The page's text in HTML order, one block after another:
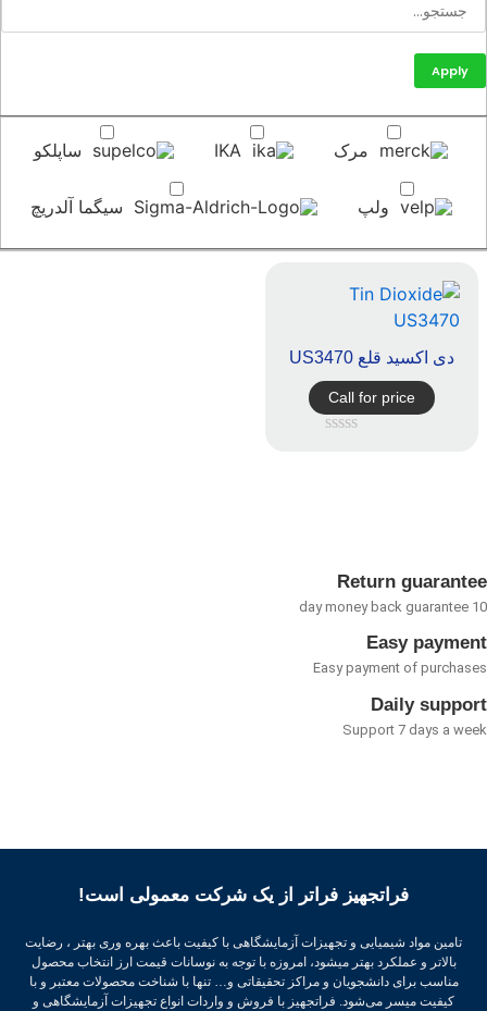
Apply
مرک IKA ساپلکو
ولپ سیگما آلدریچ
دی اکسید قلع US3470
Call for price
Return
Easy
Easy payment of
Daily
Support 7 days a
فراتجهیز فراتر از یک شرکت معمولی است!
تامین مواد شیمیایی و تجهیزات آزمایشگاهی با کیفیت باعث بهره وری بهتر ، رضایت
بالاتر و عملکرد بهتر میشود، امروزه با توجه به نوسانات قیمت ارز انتخاب محصول
مناسب برای دانشجویان و مراکز تحقیقاتی و… تنها با شناخت محصولات معتبر و با
کیفیت میسر می‌شود.فراتجهیز با فروش و واردات انواع تجهیزات آزمایشگاهی و